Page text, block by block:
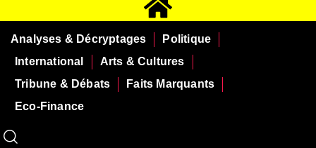
Analyses & Décryptages
Politique
International
Arts & Cultures
Tribune & Débats
Faits Marquants
Eco-Finance